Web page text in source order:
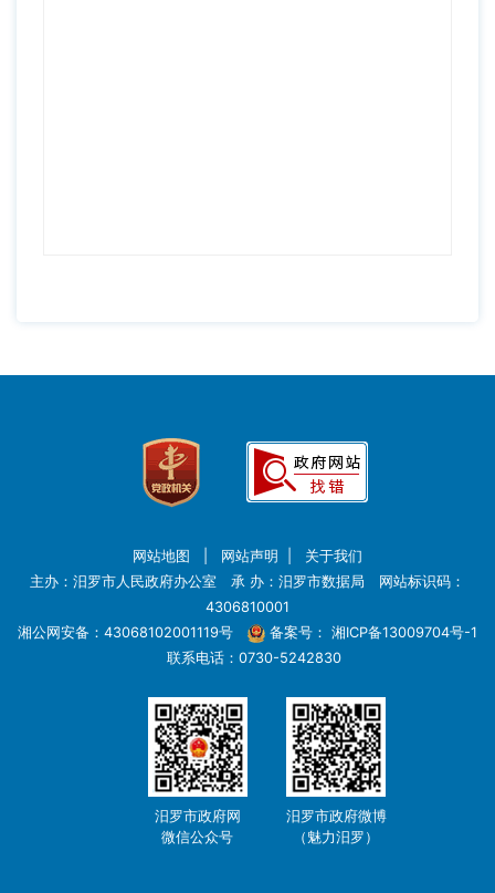
网站地图 网站声明
关于我们
主办：汨罗市人民政府办公室 承 办：汨罗市数据局 网站标识码：
4306810001
湘公网安备：43068102001119号
备案号： 湘ICP备13009704号-1
联系电话：0730-5242830
汨罗市政府网
微信公众号
汨罗市政府微博
（魅力汨罗）